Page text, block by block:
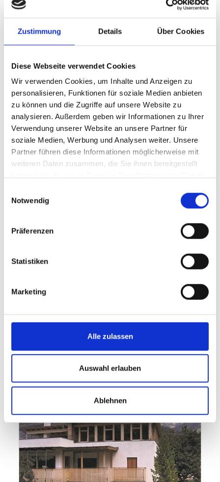
Zustimmung Details Über Cookies
Diese Webseite verwendet Cookies
Wir verwenden Cookies, um Inhalte und Anzeigen zu
personalisieren, Funktionen für soziale Medien anbieten
zu können und die Zugriffe auf unsere Website zu
analysieren. Außerdem geben wir Informationen zu Ihrer
Verwendung unserer Website an unsere Partner für
soziale Medien, Werbung und Analysen weiter. Unsere
Partner führen diese Informationen möglicherweise mit
weiteren Daten zusammen, die Sie ihnen bereitgestellt
Notwendig
Präferenzen
Statistiken
Marketing
Alle zulassen
Auswahl erlauben
Ablehnen